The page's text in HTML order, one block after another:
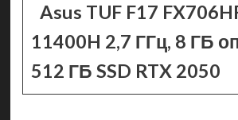
Asus TUF F17
11400H 2,7 ГГц, 8 ГБ
512 ГБ SSD RTX 2050